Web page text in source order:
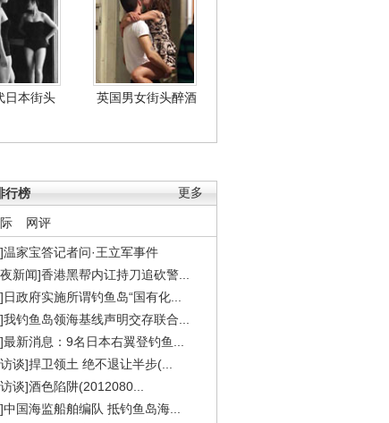
日本街头 英国男女街头醉酒
更多
行榜
网评
温家宝答记者问·王立军事件
新闻]香港黑帮内讧持刀追砍警...
日政府实施所谓钓鱼岛“国有化...
我钓鱼岛领海基线声明交存联合...
最新消息：9名日本右翼登钓鱼...
谈]捍卫领土 绝不退让半步(...
谈]酒色陷阱(2012080...
中国海监船舶编队 抵钓鱼岛海...